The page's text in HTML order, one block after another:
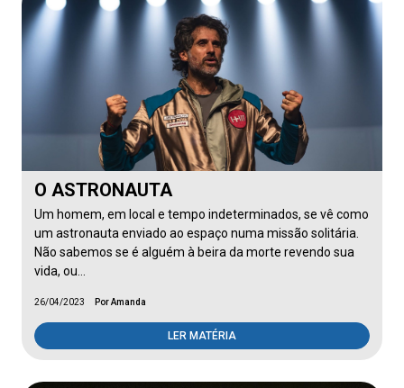
O ASTRONAUTA
Um homem, em local e tempo indeterminados, se vê como
um astronauta enviado ao espaço numa missão solitária.
Não sabemos se é alguém à beira da morte revendo sua
vida, ou…
26/04/2023 Por Amanda
LER MATÉRIA